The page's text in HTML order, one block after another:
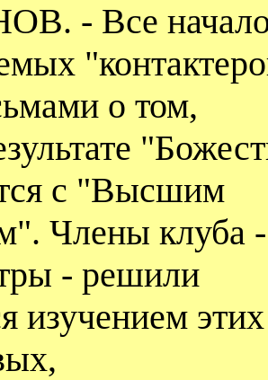
- Все
о том,
с "Высшим
Члены клуба
- решили
изучением